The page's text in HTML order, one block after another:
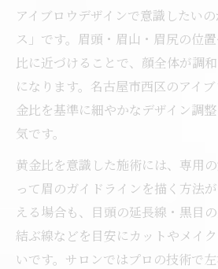
アイブロウデザインで意識したい
ス」です。眉頭・眉山・眉尻の位
比に近づけることで、顔全体が調
になります。名古屋市西区のアイ
金比を基準に細やかなデザイン調
気です。
黄金比を意識した施術には、専用
って眉のガイドラインを描く方法
える場合も、目頭の延長線・黒目
結ぶ線などを目安にカットやメイ
いです。サロンではプロの技術で